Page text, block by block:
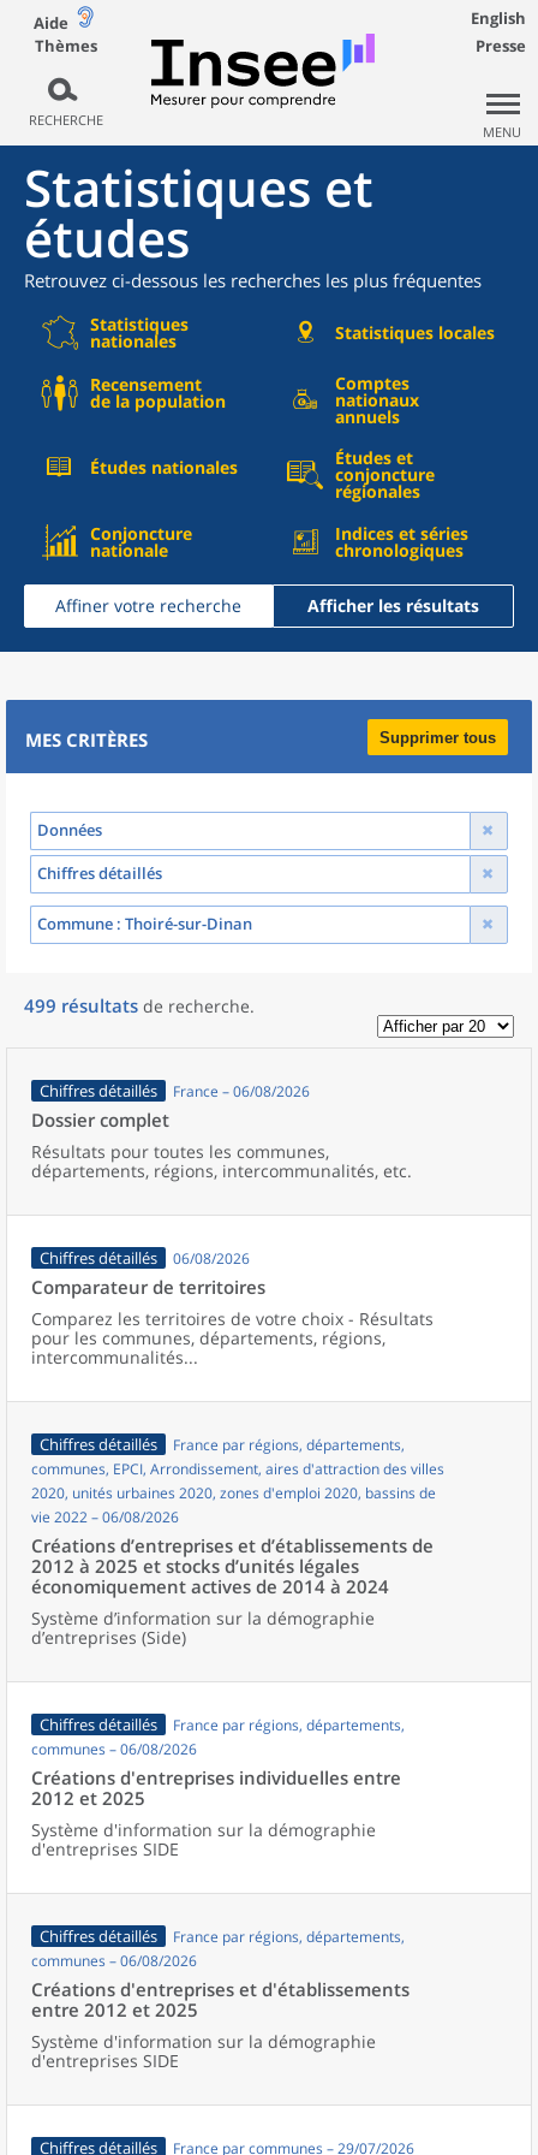
Aide
Thèmes
RECHERCHE
English
Presse
MENU
Statistiques et
études
Retrouvez ci-dessous les recherches les plus fréquentes
Statistiques
nationales Statistiques locales
Recensement
de la population
Comptes
nationaux
annuels
Études nationales Études et
conjoncture
régionales
Conjoncture
nationale
Indices et séries
chronologiques
Affiner votre recherche Afficher les résultats
MES CRITÈRES Supprimer tous
Données
Chiffres détaillés
Commune : Thoiré-sur-Dinan
499 résultats de recherche.
Chiffres détaillés France – 06/08/2026
Dossier complet
Résultats pour toutes les communes,
départements, régions, intercommunalités, etc.
Chiffres détaillés 06/08/2026
Comparateur de territoires
Comparez les territoires de votre choix - Résultats
pour les communes, départements, régions,
intercommunalités...
Chiffres détaillés
France par régions, départements,
communes, EPCI, Arrondissement, aires d'attraction des villes
2020, unités urbaines 2020, zones d'emploi 2020, bassins de
vie 2022 – 06/08/2026
Créations d’entreprises et d’établissements de
2012 à 2025 et stocks d’unités légales
économiquement actives de 2014 à 2024
Système d’information sur la démographie
d’entreprises (Side)
Chiffres détaillés
France par régions, départements,
communes – 06/08/2026
Créations d'entreprises individuelles entre
2012 et 2025
Système d'information sur la démographie
d'entreprises SIDE
Chiffres détaillés
France par régions, départements,
communes – 06/08/2026
Créations d'entreprises et d'établissements
entre 2012 et 2025
Système d'information sur la démographie
d'entreprises SIDE
Chiffres détaillés France par communes – 29/07/2026